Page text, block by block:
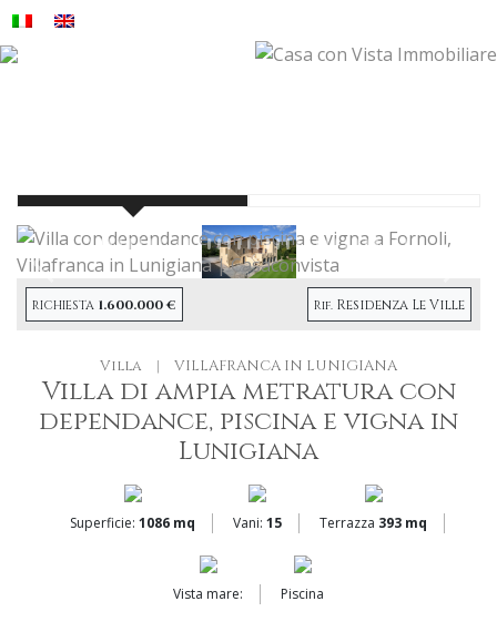
Precendete
RICHIESTA 1.600.000 € Rif. Residenza Le Ville
Villa | VILLAFRANCA IN LUNIGIANA
Villa di ampia metratura con
dependance, piscina e vigna in
Lunigiana
Superficie: 1086 mq Vani: 15 Terrazza 393 mq
Vista mare: Piscina